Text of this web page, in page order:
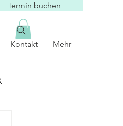
Termin buchen
Kontakt Mehr